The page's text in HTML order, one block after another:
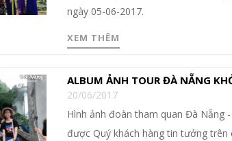
ngày 05-06-2017.
XEM THÊM
ALBUM ẢNH TOUR ĐÀ NẴNG
20/06/2017
Hình ảnh đoàn tham quan Đà Nẵng
được Quý khách hàng tin tưởng trên